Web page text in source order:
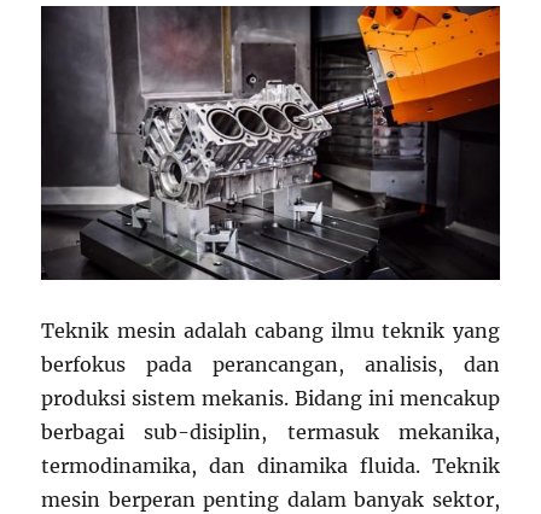
Teknik mesin adalah cabang ilmu teknik yang
berfokus pada perancangan, analisis, dan
produksi sistem mekanis. Bidang ini mencakup
berbagai sub-disiplin, termasuk mekanika,
termodinamika, dan dinamika fluida. Teknik
mesin berperan penting dalam banyak sektor,